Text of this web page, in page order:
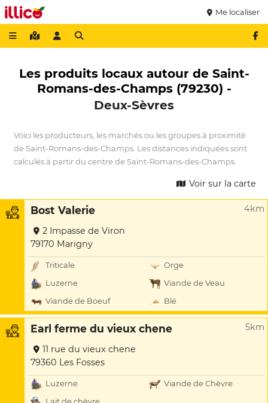
Me localiser
Les produits locaux autour de Saint-
Romans-des-Champs (79230) -
Deux-Sèvres
Voici les producteurs, les marchés ou les groupes à proximité
de Saint-Romans-des-Champs. Les distances indiquées sont
calculés à partir du centre de Saint-Romans-des-Champs.
Voir sur la carte
Bost Valerie 4km
2 Impasse de Viron
79170 Marigny
Triticale
Orge
Luzerne
Viande de Veau
Viande de Boeuf
Blé
Earl ferme du vieux chene 5km
11 rue du vieux chene
79360 Les Fosses
Luzerne
Viande de Chèvre